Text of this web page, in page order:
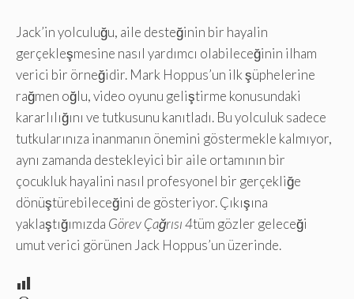
Jack’in yolculuğu, aile desteğinin bir hayalin
gerçekleşmesine nasıl yardımcı olabileceğinin ilham
verici bir örneğidir. Mark Hoppus’un ilk şüphelerine
rağmen oğlu, video oyunu geliştirme konusundaki
kararlılığını ve tutkusunu kanıtladı. Bu yolculuk sadece
tutkularınıza inanmanın önemini göstermekle kalmıyor,
aynı zamanda destekleyici bir aile ortamının bir
çocukluk hayalini nasıl profesyonel bir gerçekliğe
dönüştürebileceğini de gösteriyor. Çıkışına
yaklaştığımızda Görev Çağrısı 4tüm gözler geleceği
umut verici görünen Jack Hoppus’un üzerinde.